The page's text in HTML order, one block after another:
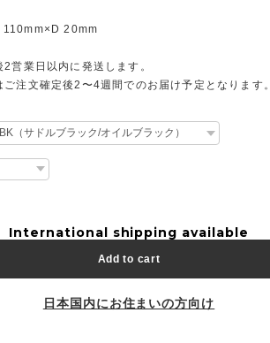
20mm
営業日以内に発送します。
ご注文確定後2〜4週間でのお届け予定となります。
International shipping available
Add to cart
日本国内にお住まいの方向け